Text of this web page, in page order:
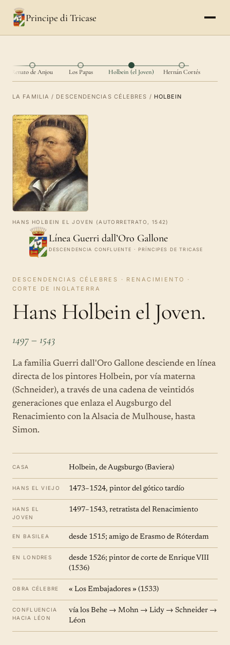
Principe di Tricase
Renato de Anjou Los Papas Holbein (el Joven) Hernán Cortés
LA FAMILIA / DESCENDENCIAS CÉLEBRES / HOLBEIN
HANS HOLBEIN EL JOVEN (AUTORRETRATO, 1542)
Línea Guerri dall’Oro Gallone
DESCENDENCIA CONFLUENTE · PRÍNCIPES DE TRICASE
DESCENDENCIAS CÉLEBRES · RENACIMIENTO ·
CORTE DE INGLATERRA
Hans Holbein el Joven.
1497 – 1543
La familia Guerri dall'Oro Gallone desciende en línea
directa de los pintores Holbein, por vía materna
(Schneider), a través de una cadena de veintidós
generaciones que enlaza el Augsburgo del
Renacimiento con la Alsacia de Mulhouse, hasta
Simon.
CASA Holbein, de Augsburgo (Baviera)
HANS EL VIEJO 1473–1524, pintor del gótico tardío
HANS EL
JOVEN
1497–1543, retratista del Renacimiento
EN BASILEA desde 1515; amigo de Erasmo de Róterdam
EN LONDRES
desde 1526; pintor de corte de Enrique VIII
(1536)
OBRA CÉLEBRE « Los Embajadores » (1533)
CONFLUENCIA
HACIA LÉON
vía los Behe → Mohn → Lidy → Schneider →
Léon